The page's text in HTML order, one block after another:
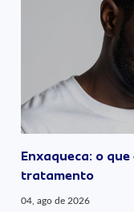
Enxaqueca: o
tratamento
04, ago de 2026